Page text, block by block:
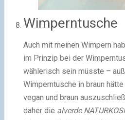
Wimperntusche
Auch mit meinen Wimpern
im Prinzip bei der
wählerisch sein müsste –
Wimperntusche in braun
vegan und braun
daher die alverde